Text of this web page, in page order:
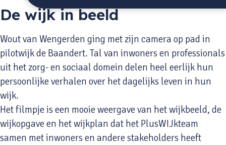
De wijk in beeld
Wout van Wengerden ging met zijn camera op pad in
pilotwijk de Baandert. Tal van inwoners en professionals
uit het zorg- en sociaal domein delen heel eerlijk hun
persoonlijke verhalen over het dagelijks leven in hun
wijk.
Het filmpje is een mooie weergave van het wijkbeeld, de
wijkopgave en het wijkplan dat het PlusWIJkteam
samen met inwoners en andere stakeholders heeft